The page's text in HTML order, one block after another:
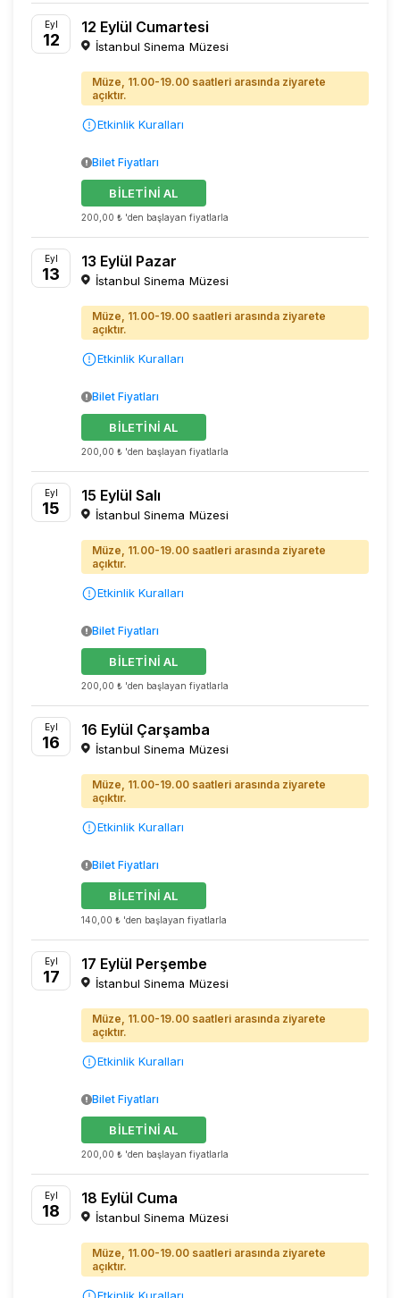
Eyl
12
12 Eylül Cumartesi
İstanbul Sinema Müzesi
Müze, 11.00-19.00 saatleri arasında ziyarete
açıktır.
Etkinlik Kuralları
200,00 ₺ 'den başlayan fiyatlarla
BİLETİNİ AL
Bilet Fiyatları
Eyl
13
13 Eylül Pazar
İstanbul Sinema Müzesi
Müze, 11.00-19.00 saatleri arasında ziyarete
açıktır.
Etkinlik Kuralları
200,00 ₺ 'den başlayan fiyatlarla
BİLETİNİ AL
Bilet Fiyatları
Eyl
15
15 Eylül Salı
İstanbul Sinema Müzesi
Müze, 11.00-19.00 saatleri arasında ziyarete
açıktır.
Etkinlik Kuralları
200,00 ₺ 'den başlayan fiyatlarla
BİLETİNİ AL
Bilet Fiyatları
Eyl
16
16 Eylül Çarşamba
İstanbul Sinema Müzesi
Müze, 11.00-19.00 saatleri arasında ziyarete
açıktır.
Etkinlik Kuralları
140,00 ₺ 'den başlayan fiyatlarla
BİLETİNİ AL
Bilet Fiyatları
Eyl
17
17 Eylül Perşembe
İstanbul Sinema Müzesi
Müze, 11.00-19.00 saatleri arasında ziyarete
açıktır.
Etkinlik Kuralları
200,00 ₺ 'den başlayan fiyatlarla
BİLETİNİ AL
Bilet Fiyatları
Eyl
18
18 Eylül Cuma
İstanbul Sinema Müzesi
Müze, 11.00-19.00 saatleri arasında ziyarete
açıktır.